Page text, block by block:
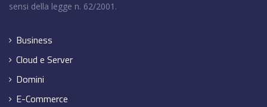
sensi della legge n. 62/2001.
Business
Cloud e Server
Domini
E-Commerce